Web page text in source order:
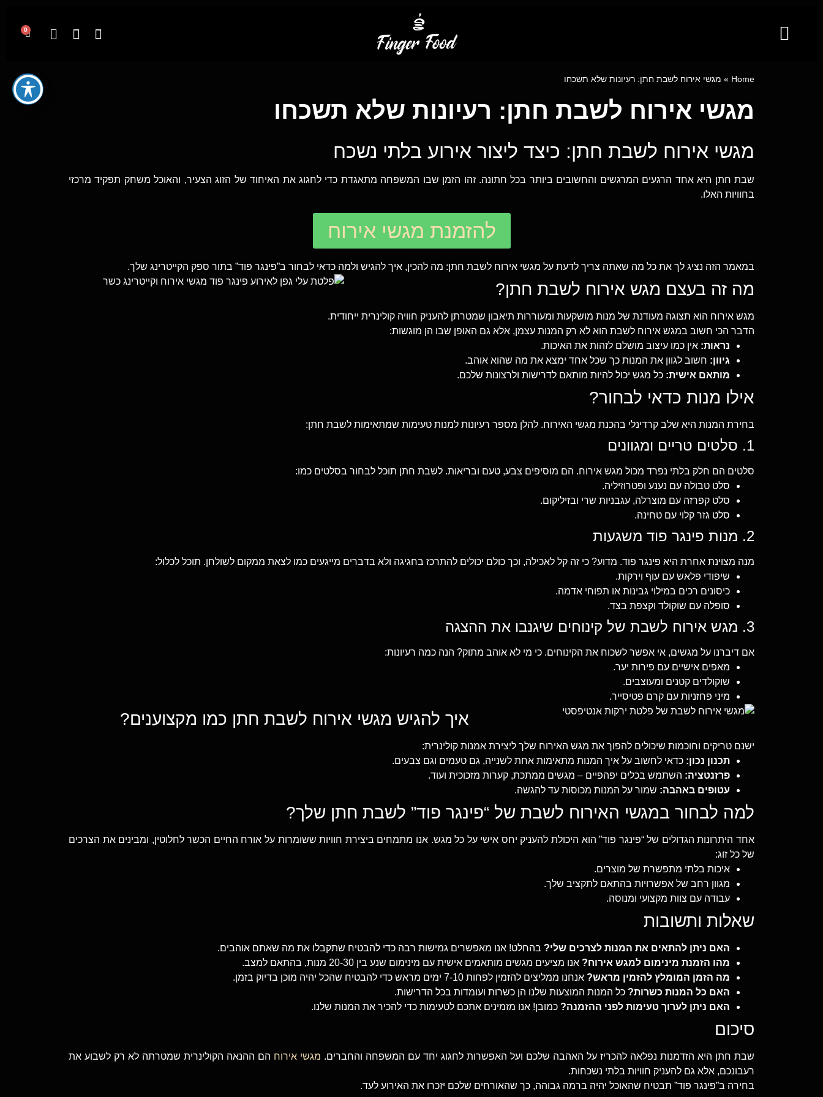
0
Home
» מגשי אירוח לשבת חתן: רעיונות שלא תשכחו
מגשי אירוח לשבת חתן: רעיונות שלא תשכחו
מגשי אירוח לשבת חתן: כיצד ליצור אירוע בלתי נשכח
שבת חתן היא אחד הרגעים המרגשים והחשובים ביותר בכל חתונה. זהו הזמן שבו המשפחה מתאגדת כדי לחגוג את האיחוד של הזוג הצעיר, והאוכל משחק תפקיד מרכזי
בחוויות האלו.
להזמנת מגשי אירוח
במאמר הזה נציג לך את כל מה שאתה צריך לדעת על מגשי אירוח לשבת חתן: מה להכין, איך להגיש ולמה כדאי לבחור ב”פינגר פוד” בתור ספק הקייטרינג שלך.
מה זה בעצם מגש אירוח לשבת חתן?
מגש אירוח הוא תצוגה מעודנת של מנות מושקעות ומעוררות תיאבון שמטרתן להעניק חוויה קולינרית ייחודית.
הדבר הכי חשוב במגש אירוח לשבת הוא לא רק המנות עצמן, אלא גם האופן שבו הן מוגשות:
נראות: אין כמו עיצוב מושלם לזהות את האיכות.
גיוון: חשוב לגוון את המנות כך שכל אחד ימצא את מה שהוא אוהב.
מותאם אישית: כל מגש יכול להיות מותאם לדרישות ולרצונות שלכם.
אילו מנות כדאי לבחור?
בחירת המנות היא שלב קרדינלי בהכנת מגשי האירוח. להלן מספר רעיונות למנות טעימות שמתאימות לשבת חתן:
1. סלטים טריים ומגוונים
סלטים הם חלק בלתי נפרד מכול מגש אירוח. הם מוסיפים צבע, טעם ובריאות. לשבת חתן תוכל לבחור בסלטים כמו:
סלט טבולה עם נענע ופטרוזיליה.
סלט קפרזה עם מוצרלה, עגבניות שרי ובזיליקום.
סלט גזר קלוי עם טחינה.
2. מנות פינגר פוד משגעות
מנה מצוינת אחרת היא פינגר פוד. מדוע? כי זה קל לאכילה, וכך כולם יכולים להתרכז בחגיגה ולא בדברים מייגעים כמו לצאת ממקום לשולחן. תוכל לכלול:
שיפודי פלאש עם עוף וירקות.
כיסונים רכים במילוי גבינות או תפוחי אדמה.
סופלה עם שוקולד וקצפת בצד.
3. מגש אירוח לשבת של קינוחים שיגנבו את ההצגה
אם דיברנו על מגשים, אי אפשר לשכוח את הקינוחים. כי מי לא אוהב מתוק? הנה כמה רעיונות:
מאפים אישיים עם פירות יער.
שוקולדים קטנים ומעוצבים.
מיני פחזניות עם קרם פטיסייר.
איך להגיש מגשי אירוח לשבת חתן כמו מקצוענים?
ישנם טריקים וחוכמות שיכולים להפוך את מגש האירוח שלך ליצירת אמנות קולינרית:
תכנון נכון: כדאי לחשוב על איך המנות מתאימות אחת לשנייה, גם טעמים וגם צבעים.
פרזנטציה: השתמש בכלים יפהפיים – מגשים ממתכת, קערות מזכוכית ועוד.
עטופים באהבה: שמור על המנות מכוסות עד להגשה.
למה לבחור במגשי האירוח לשבת של “פינגר פוד” לשבת חתן שלך?
אחד היתרונות הגדולים של “פינגר פוד” הוא היכולת להעניק יחס אישי על כל מגש. אנו מתמחים ביצירת חוויות ששומרות על אורח החיים הכשר לחלוטין, ומבינים את הצרכים
של כל זוג:
איכות בלתי מתפשרת של מוצרים.
מגוון רחב של אפשרויות בהתאם לתקציב שלך.
עבודה עם צוות מקצועי ומנוסה.
שאלות ותשובות
האם ניתן להתאים את המנות לצרכים שלי? בהחלט! אנו מאפשרים גמישות רבה כדי להבטיח שתקבלו את מה שאתם אוהבים.
מהו הזמנת מינימום למגש אירוח? אנו מציעים מגשים מותאמים אישית עם מינימום שנע בין 20-30 מנות, בהתאם למצב.
מה הזמן המומלץ להזמין מראש? אנחנו ממליצים להזמין לפחות 7-10 ימים מראש כדי להבטיח שהכל יהיה מוכן בדיוק בזמן.
האם כל המנות כשרות? כל המנות המוצעות שלנו הן כשרות ועומדות בכל הדרישות.
האם ניתן לערוך טעימות לפני ההזמנה? כמובן! אנו מזמינים אתכם לטעימות כדי להכיר את המנות שלנו.
סיכום
שבת חתן היא הזדמנות נפלאה להכריז על האהבה שלכם ועל האפשרות לחגוג יחד עם המשפחה והחברים. מגשי אירוח הם ההנאה הקולינרית שמטרתה לא רק לשבוע את
רעבונכם, אלא גם להעניק חוויות בלתי נשכחות.
בחירה ב”פינגר פוד” תבטיח שהאוכל יהיה ברמה גבוהה, כך שהאורחים שלכם יזכרו את האירוע לעד.